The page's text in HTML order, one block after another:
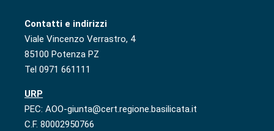
Contatti e indirizzi
Viale Vincenzo Verrastro, 4
85100 Potenza PZ
Tel 0971 661111
URP
PEC: AOO-giunta@cert.regione.basilicata.it
C.F. 80002950766